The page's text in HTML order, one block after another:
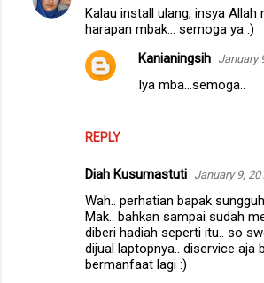
Kalau install ulang, insya Allah
harapan mbak... semoga ya :)
REPLY
Kanianingsih January
Iya mba...semoga..
Diah Kusumastuti January 9,
Wah.. perhatian bapak
Mak.. bahkan sampai sudah
diberi hadiah seperti itu.. so
dijual laptopnya.. diservice aja
bermanfaat lagi :)